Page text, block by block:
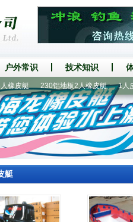
户外常识 技术知识
艇 230铝地板2人橡皮艇 1人皮划
艇